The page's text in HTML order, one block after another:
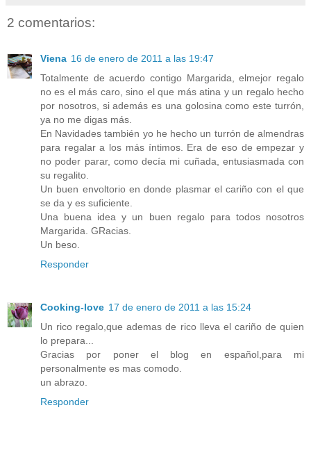
2 comentarios:
Viena 16 de enero de 2011 a las 19:47
Totalmente de acuerdo contigo Margarida, elmejor regalo
no es el más caro, sino el que más atina y un regalo hecho
por nosotros, si además es una golosina como este turrón,
ya no me digas más.
En Navidades también yo he hecho un turrón de almendras
para regalar a los más íntimos. Era de eso de empezar y
no poder parar, como decía mi cuñada, entusiasmada con
su regalito.
Un buen envoltorio en donde plasmar el cariño con el que
se da y es suficiente.
Una buena idea y un buen regalo para todos nosotros
Margarida. GRacias.
Un beso.
Responder
Cooking-love 17 de enero de 2011 a las 15:24
Un rico regalo,que ademas de rico lleva el cariño de quien
lo prepara...
Gracias por poner el blog en español,para mi
personalmente es mas comodo.
un abrazo.
Responder